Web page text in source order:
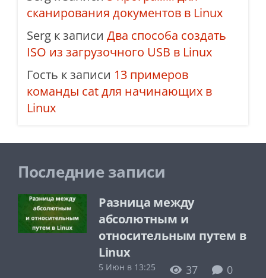
сканирования документов в Linux
Serg к записи Два способа создать
ISO из загрузочного USB в Linux
Гость к записи 13 примеров
команды cat для начинающих в
Linux
Последние записи
Разница между
абсолютным и
относительным путем в
Linux
5 Июн в 13:25 37 0